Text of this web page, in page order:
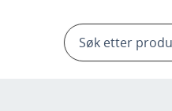
Products
search